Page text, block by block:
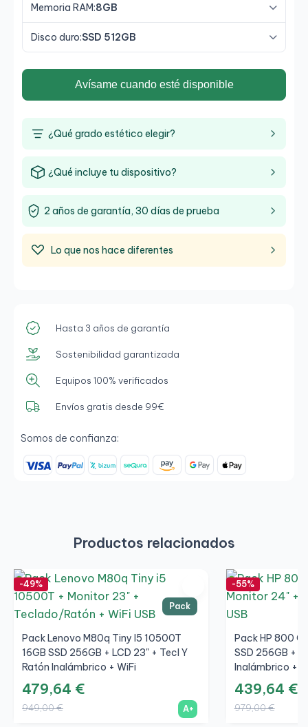
Memoria RAM:8GB
Disco duro:SSD 512GB
Avísame cuando esté disponible
¿Qué grado estético elegir?
¿Qué incluye tu dispositivo?
2 años de garantía, 30 días de prueba
Lo que nos hace diferentes
Hasta 3 años de garantía
Sostenibilidad garantizada
Equipos 100% verificados
Envíos gratis desde 99€
Somos de confianza:
Productos relacionados
Pack
-49%
Pack Lenovo M80q Tiny I5 10500T
16GB SSD 256GB + LCD 23" + Tecl Y
Ratón Inalámbrico + WiFi
479,64 €
949,00 € A+
-55%
Pack HP 800
SSD 256GB +
Inalámbrico +
439,64 €
979,00 €